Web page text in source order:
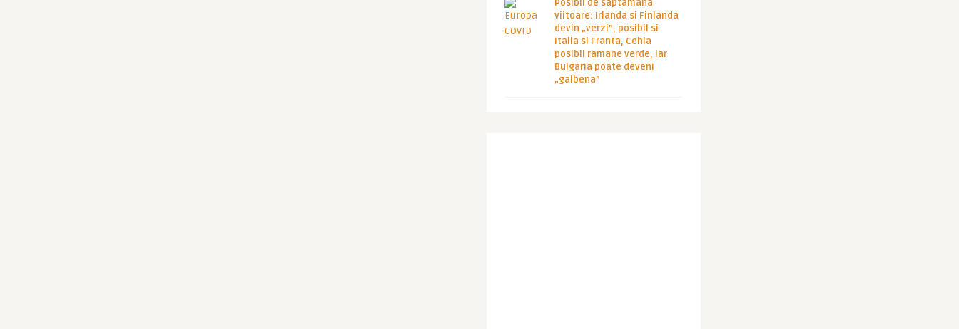
Posibil de saptamana
viitoare: Irlanda si Finlanda
devin „verzi”, posibil si
Italia si Franta, Cehia
posibil ramane verde, iar
Bulgaria poate deveni
„galbena”